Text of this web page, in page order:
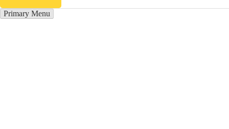
Primary Menu